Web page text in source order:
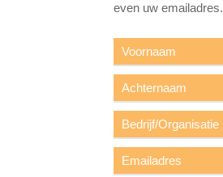
even uw emailadres.